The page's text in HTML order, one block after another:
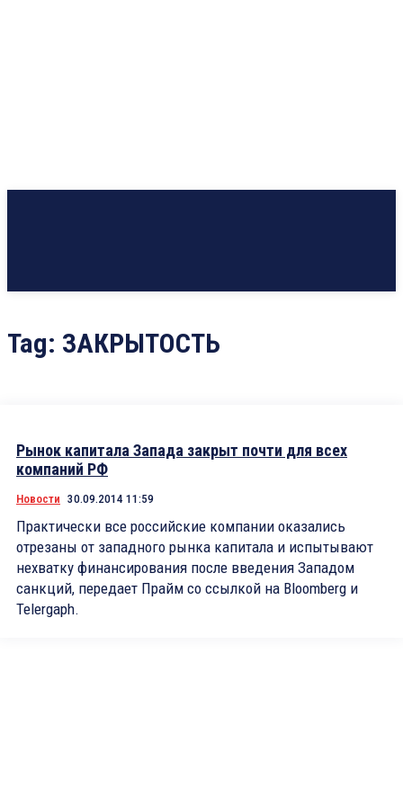
Tag: ЗАКРЫТОСТЬ
Рынок капитала Запада закрыт почти для всех
компаний РФ
Новости 30.09.2014 11:59
Практически все российские компании оказались
отрезаны от западного рынка капитала и испытывают
нехватку финансирования после введения Западом
санкций, передает Прайм со ссылкой на Bloomberg и
Telergaph.